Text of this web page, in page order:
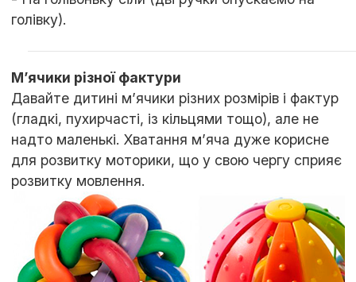
голівку).
М’ячики різної фактури
Давайте дитині м’ячики різних розмірів і фактур
(гладкі, пухирчасті, із кільцями тощо), але не
надто маленькі. Хватання м’яча дуже корисне
для розвитку моторики, що у свою чергу сприяє
розвитку мовлення.